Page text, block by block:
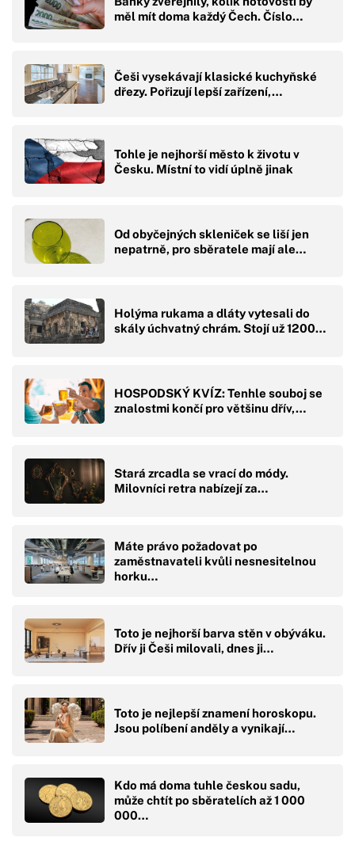
měl mít doma každý Čech. Číslo…
Češi vysekávají klasické kuchyňské
dřezy. Pořizují lepší zařízení,…
Tohle je nejhorší město k životu v
Česku. Místní to vidí úplně jinak
Od obyčejných skleniček se liší jen
nepatrně, pro sběratele mají ale…
Holýma rukama a dláty vytesali do
skály úchvatný chrám. Stojí už 1200…
HOSPODSKÝ KVÍZ: Tenhle souboj se
znalostmi končí pro většinu dřív,…
Stará zrcadla se vrací do módy.
Milovníci retra nabízejí za…
Máte právo požadovat po
zaměstnavateli kvůli nesnesitelnou
horku…
Toto je nejhorší barva stěn v obýváku.
Dřív ji Češi milovali, dnes ji…
Toto je nejlepší znamení horoskopu.
Jsou políbení anděly a vynikají…
Kdo má doma tuhle českou sadu,
může chtít po sběratelích až 1 000
000…